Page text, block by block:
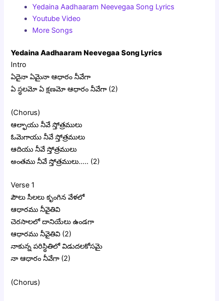
Yedaina Aadhaaram Neevegaa Song Lyrics
Youtube Video
More Songs
Yedaina Aadhaaram Neevegaa Song Lyrics
Intro
ఏదైనా ఏమైనా ఆధారం నీవేగా
ఏ స్థలమో ఏ క్షణమో ఆధారం నీవేగా (2)
(Chorus)
ఆల్ఫాయు నీవే స్తోత్రములు
ఓమెగాయు నీవే స్తోత్రములు
ఆదియు నీవే స్తోత్రములు
అంతము నీవే స్తోత్రములు….. (2)
Verse 1
పౌలు సీలలు కృంగిన వేళలో
ఆధారము నీవైతివి
చెరసాలలో దానియేలు ఉండగా
ఆధారము నీవైతివి (2)
నాకున్న పరిస్థితిలో విడుదలకోసమై
నా ఆధారం నీవేగా (2)
(Chorus)